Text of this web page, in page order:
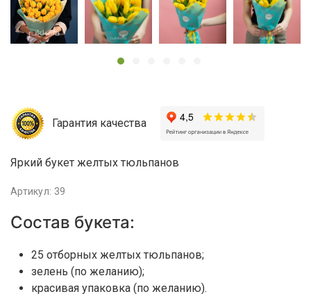
Гарантия качества
Яркий букет желтых тюльпанов
Артикул: 39
Состав букета:
25 отборных желтых тюльпанов;
зелень (по желанию);
красивая упаковка (по желанию).